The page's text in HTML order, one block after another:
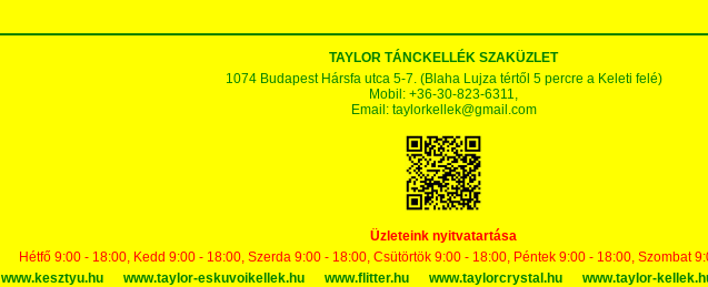
TAYLOR TÁNCKELLÉK SZAKÜZLET
1074 Budapest Hársfa utca 5-7. (Blaha Lujza tértől 5 percre a Keleti felé)
Mobil: +36-30-823-6311,
Email: taylorkellek@gmail.com
Üzleteink nyitvatartása
Hétfő 9:00 - 18:00, Kedd 9:00 - 18:00, Szerda 9:00 - 18:00, Csütörtök 9:00 - 18:00, Péntek 9:00 - 18:00, Szombat
www.kesztyu.hu
www.taylor-eskuvoikellek.hu www.flitter.hu www.taylorcrystal.hu www.taylor-